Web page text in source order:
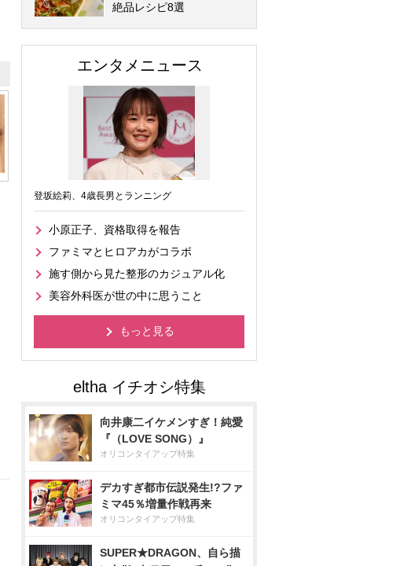
絶品レシピ8選
エンタメニュース
登坂絵莉、4歳長男とランニング
小原正子、資格取得を報告
ファミマとヒロアカがコラボ
施す側から見た整形のカジュアル化
美容外科医が世の中に思うこと
もっと見る
向井康二イケメンすぎ！純愛
『（LOVE SONG）』
オリコンタイアップ特集
デカすぎ都市伝説発生!?ファ
ミマ45％増量作戦再来
オリコンタイアップ特集
SUPER★DRAGON、自ら描